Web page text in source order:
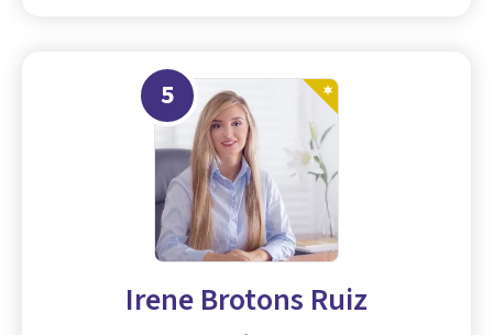
5
Irene Brotons Ruiz